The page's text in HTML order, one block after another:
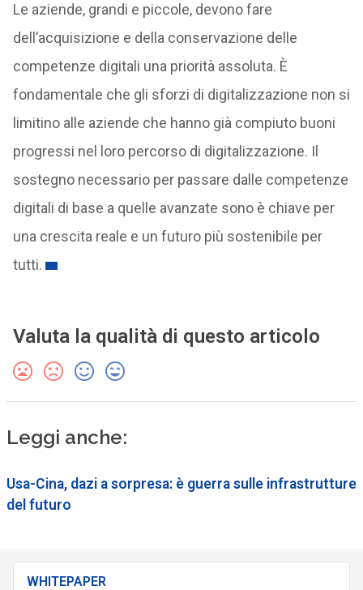
Le aziende, grandi e piccole, devono fare
dell’acquisizione e della conservazione delle
competenze digitali una priorità assoluta. È
fondamentale che gli sforzi di digitalizzazione non si
limitino alle aziende che hanno già compiuto buoni
progressi nel loro percorso di digitalizzazione. Il
sostegno necessario per passare dalle competenze
digitali di base a quelle avanzate sono è chiave per
una crescita reale e un futuro più sostenibile per
tutti.
Valuta la qualità di questo articolo
Leggi anche:
Usa-Cina, dazi a sorpresa: è guerra sulle infrastrutture
del futuro
WHITEPAPER